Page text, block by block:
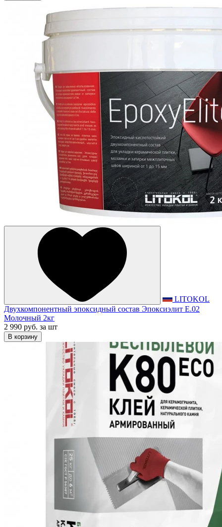
LITOKOL
Двухкомпонентный эпоксидный состав Эпоксиэлит E.02
Молочный 2кг
2 990 руб. за шт
В корзину